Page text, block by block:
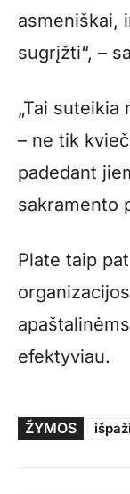
asmeniškai,
sugrįžti“, –
„Tai
– ne tik
padedant
sakramento
Plate taip
efektyviau.
ŽYMOS